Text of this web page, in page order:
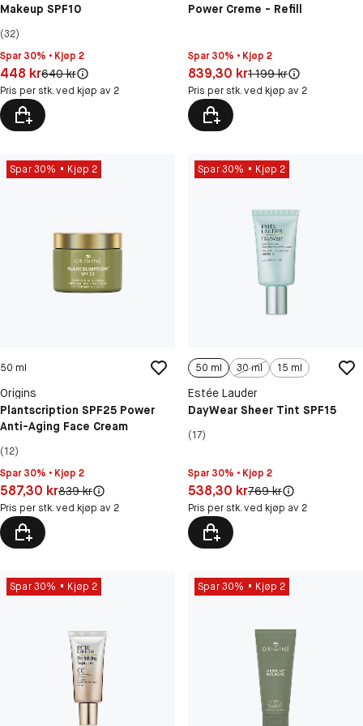
Makeup SPF10
(32)
Spar 30% • Kjøp 2
Pris: 448 kr
448 krOriginal pris:
640 kr
Pris per stk. ved kjøp av 2
Power Creme - Refill
Spar 30% • Kjøp 2
Pris: 839,30 kr
839,30 krOriginal pris:
1 199 kr
Pris per stk. ved kjøp av 2
Spar 30% Kjøp 2
50 ml
Origins
Plantscription SPF25 Power
Anti-Aging Face Cream
(12)
Spar 30% • Kjøp 2
Pris: 587,30 kr
587,30 krOriginal pris:
839 kr
Pris per stk. ved kjøp av 2
Spar 30% Kjøp 2
50 ml 30 ml 15 ml
Estée Lauder
DayWear Sheer Tint SPF15
(17)
Spar 30% • Kjøp 2
Pris: 538,30 kr
538,30 krOriginal pris:
769 kr
Pris per stk. ved kjøp av 2
Spar 30% Kjøp 2 Spar 30% Kjøp 2